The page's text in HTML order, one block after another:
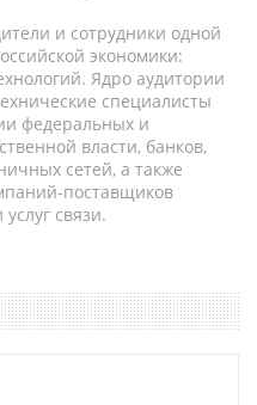
и сотрудники одной
экономики:
Ядро аудитории
специалисты
федеральных и
власти, банков,
сетей, а также
поставщиков
связи.